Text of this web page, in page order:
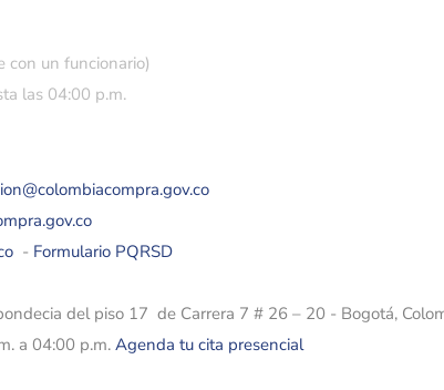
con un funcionario)
las 04:00 p.m.
- Formulario PQRSD
del piso 17 de Carrera 7 # 26 – 20 - Bogotá,
a 04:00 p.m. Agenda tu cita presencial